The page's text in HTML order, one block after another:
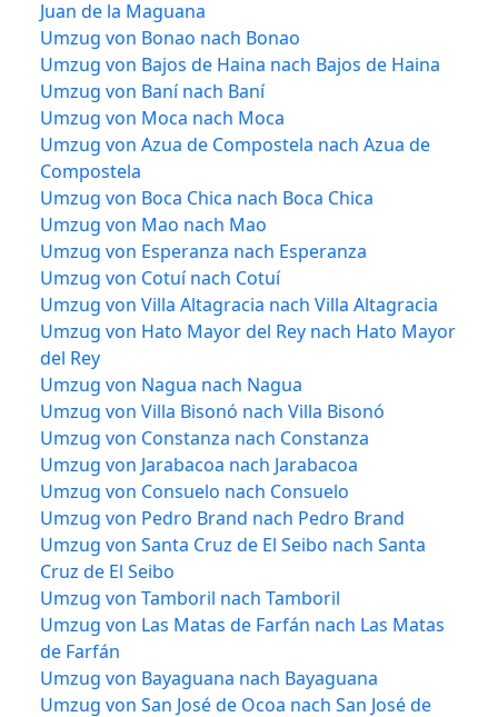
Juan de la Maguana
Umzug von Bonao nach Bonao
Umzug von Bajos de Haina nach Bajos de Haina
Umzug von Baní nach Baní
Umzug von Moca nach Moca
Umzug von Azua de Compostela nach Azua de
Compostela
Umzug von Boca Chica nach Boca Chica
Umzug von Mao nach Mao
Umzug von Esperanza nach Esperanza
Umzug von Cotuí nach Cotuí
Umzug von Villa Altagracia nach Villa Altagracia
Umzug von Hato Mayor del Rey nach Hato Mayor
del Rey
Umzug von Nagua nach Nagua
Umzug von Villa Bisonó nach Villa Bisonó
Umzug von Constanza nach Constanza
Umzug von Jarabacoa nach Jarabacoa
Umzug von Consuelo nach Consuelo
Umzug von Pedro Brand nach Pedro Brand
Umzug von Santa Cruz de El Seibo nach Santa
Cruz de El Seibo
Umzug von Tamboril nach Tamboril
Umzug von Las Matas de Farfán nach Las Matas
de Farfán
Umzug von Bayaguana nach Bayaguana
Umzug von San José de Ocoa nach San José de